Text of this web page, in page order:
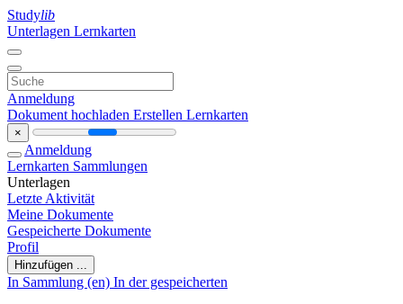
Studylib
Unterlagen Lernkarten
Anmeldung
Dokument hochladen Erstellen Lernkarten
×
Anmeldung
Lernkarten Sammlungen
Unterlagen
Letzte Aktivität
Meine Dokumente
Gespeicherte Dokumente
Profil
Hinzufügen ...
In Sammlung (en) In der gespeicherten